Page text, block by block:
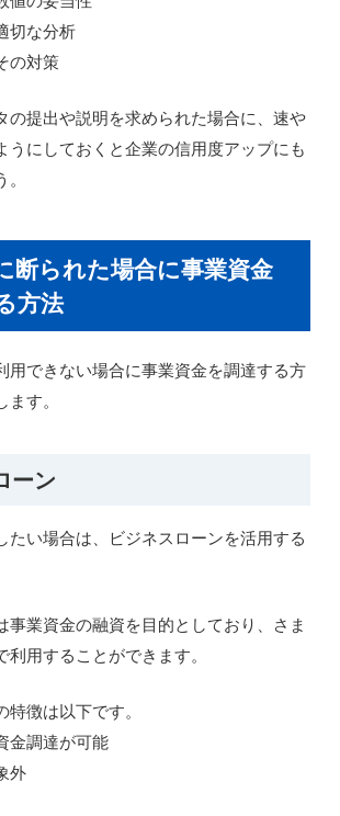
切な分析
の対策
の提出や説明を求められた場合に、速や
うにしておくと企業の信用度アップにも
断られた場合に事業資金
方法
用できない場合に事業資金を調達する方
す。
ーン
たい場合は、ビジネスローンを活用する
事業資金の融資を目的としており、さま
利用することができます。
徴は以下です。
金調達が可能
外